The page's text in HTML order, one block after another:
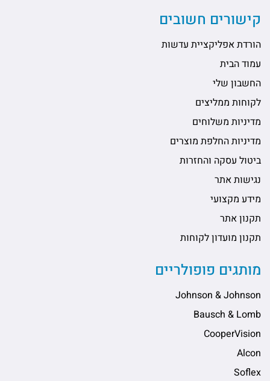
קישורים חשובים
הורדת אפליקציית עדשות
עמוד הבית
החשבון שלי
לקוחות ממליצים
מדיניות משלוחים
מדיניות החלפת מוצרים
ביטול עסקה והחזרות
נגישות אתר
מידע מקצועי
תקנון אתר
תקנון מועדון לקוחות
מותגים פופולריים
Johnson & Johnson
Bausch & Lomb
CooperVision
Alcon
Soflex